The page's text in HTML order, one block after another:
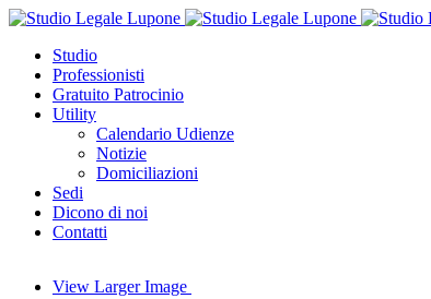
Studio
Professionisti
Gratuito Patrocinio
Utility
Calendario Udienze
Notizie
Domiciliazioni
Sedi
Dicono di noi
Contatti
View Larger Image